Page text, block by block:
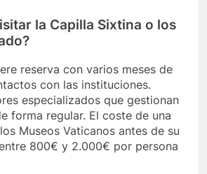
la Capilla Sixtina o los
reserva con varios meses de
con las instituciones.
especializados que gestionan
forma regular. El coste de una
Museos Vaticanos antes de su
800€ y 2.000€ por persona